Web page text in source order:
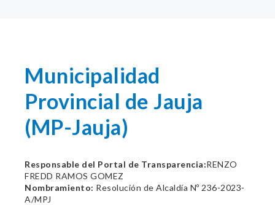
Municipalidad
Provincial de Jauja
(MP-Jauja)
Responsable del Portal de Transparencia:RENZO
FREDD RAMOS GOMEZ
Nombramiento: Resolución de Alcaldía Nº 236-2023-
A/MPJ